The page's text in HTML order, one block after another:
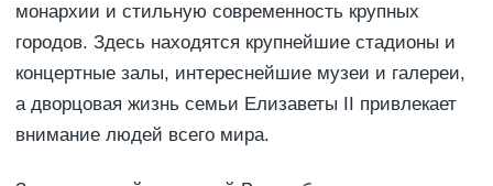
монархии и стильную современность крупных
городов. Здесь находятся крупнейшие стадионы и
концертные залы, интереснейшие музеи и галереи,
а дворцовая жизнь семьи Елизаветы II привлекает
внимание людей всего мира.